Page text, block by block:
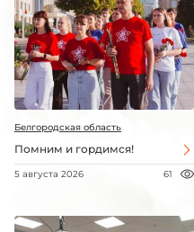
Белгородская область
Помним и гордимся!
5 августа 2026 61